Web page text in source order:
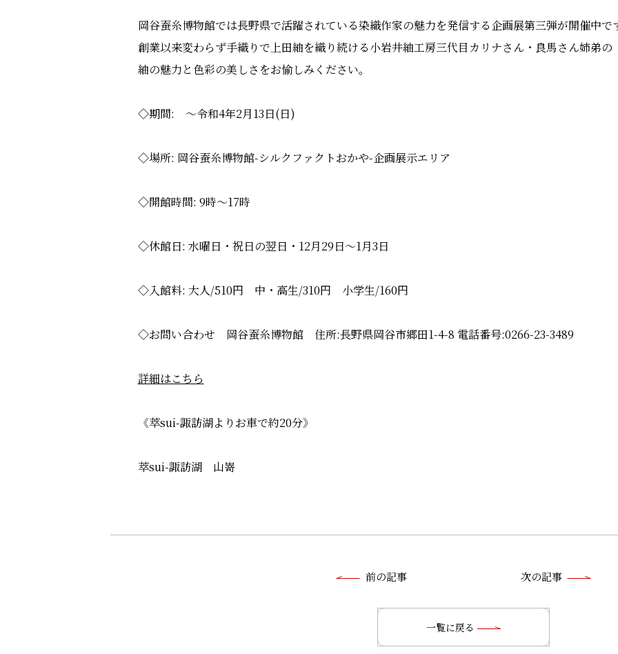
岡谷蚕糸博物館では長野県で活躍されている染織作家の魅力を発信する企画展第三弾が開催中で
創業以来変わらず手織りで上田紬を織り続ける小岩井紬工房三代目カリナさん・良馬さん姉弟の
紬の魅力と色彩の美しさをお愉しみください。
◇期間: 〜令和4年2月13日(日)
◇場所: 岡谷蚕糸博物館-シルクファクトおかや-企画展示エリア
◇開館時間: 9時〜17時
◇休館日: 水曜日・祝日の翌日・12月29日〜1月3日
◇入館料: 大人/510円 中・高生/310円 小学生/160円
◇お問い合わせ 岡谷蚕糸博物館 住所:長野県岡谷市郷田1-4-8 電話番号:0266-23-3489
詳細はこちら
《萃sui-諏訪湖よりお車で約20分》
萃sui-諏訪湖 山嵜
前の記事 次の記事
一覧に戻る